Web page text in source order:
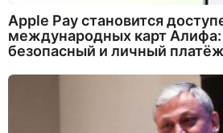
Apple Pay становится
международных карт Алифа:
безопасный и личный